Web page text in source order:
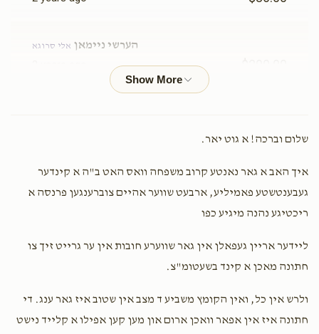
$1,600.00
$1,750.00
דירה חתן כלה
יום החופה
$3,600.00
$4,000.00
הערשי ניימאן אלי סרוגא
$30.00
אלימלך דוד ראטה אלי סרוגא, ישראל אברהם סרוגא
2 years ago $25.00
Arye Hershkowitzאלי סרוגא
$50.00
שלום וברכה! א גוט יאר.
איך האב א גאר נאנטע קרוב משפחה וואס האט ב"ה א קינדער
געבענטשטע פאמיליע, ארבעט שווער אהיים צוברענגען פרנסה א
ריכטיגע נהנה מיגיע כפו
ליידער אריין געפאלן אין גאר שווערע חובות אין ער גרייט זיך צו
חתונה מאכן א קינד בשעטומ"צ.
ולרש אין כל, ואין הקומץ משביע ד מצב אין שטוב איז גאר ענג. די
חתונה איז אין אפאר וואכן ארום און מען קען אפילו א קלייד נישט